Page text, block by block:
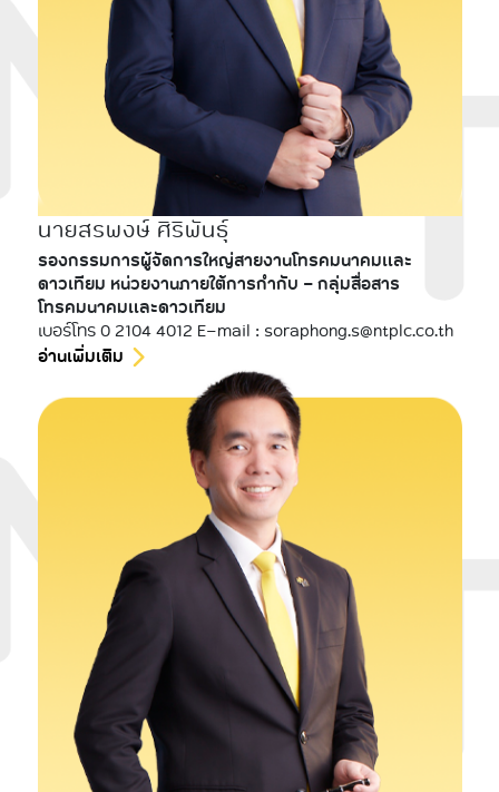
นายสรพงษ์ ศิริพันธุ์
รองกรรมการผู้จัดการใหญ่สายงานโทรคมนาคมและ
ดาวเทียม หน่วยงานภายใต้การกำกับ - กลุ่มสื่อสาร
โทรคมนาคมและดาวเทียม
เบอร์โทร 0 2104 4012 E-mail : soraphong.s@ntplc.co.th
อ่านเพิ่มเติม